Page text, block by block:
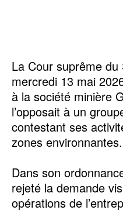
La Cour suprême
mercredi 13 mai
à la société minière
l’opposait à un
contestant ses
zones environnantes.
Dans son
rejeté la demande
opérations de